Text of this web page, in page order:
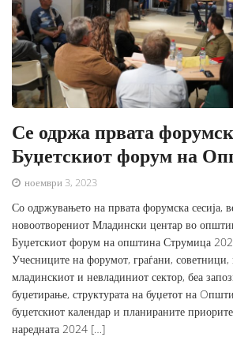
Се одржа првата
Буџетскиот форум на
ноември 3, 2023
Со одржувањето на првата форумска сесија,
новоотворениот Младински центар во
Буџетскиот форум на општина Струмица
Учесниците на форумот, граѓани, советници,
младинскиот и невладиниот сектор, беа
буџетирање, структурата на буџетот на
буџетскиот календар и планираните
наредната 2024 […]